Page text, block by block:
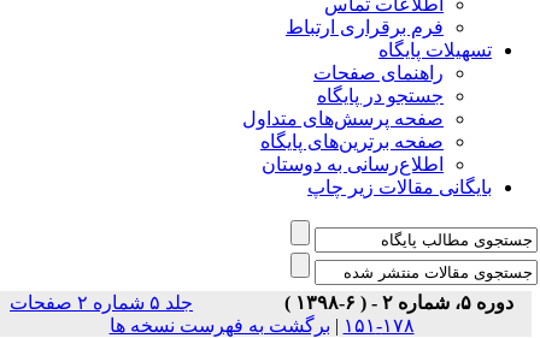
اطلاعات تماس
فرم برقراری ارتباط
پایگاه
راهنمای صفحات
جستجو در پایگاه
صفحه پرسش‌های متداول
صفحه برترین‌های پایگاه
اطلاع‌رسانی به دوستان
مقالات زیر چاپ
جلد ۵ شماره ۲ صفحات
برگشت به فهرست نسخه ها